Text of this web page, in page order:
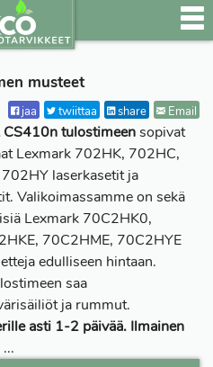
musteet
Email
share
twiittaa
jaa
CS410n tulostimeensopivat
Lexmark 702HK, 702HC,
laserkasetit ja
Valikoimassamme on sekä
Lexmark 70C2HK0,
70C2HME, 70C2HYE
edulliseen hintaan.
saa
ja rummut.
asti 1-2 päivää. Ilmainen
...